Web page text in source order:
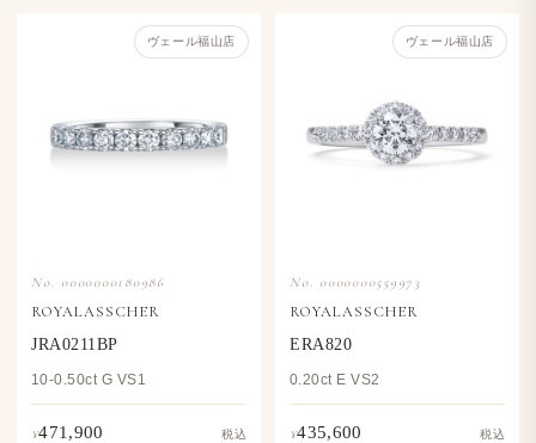
ヴェール福山店
No. 0000000180986
ROYALASSCHER
JRA0211BP
10-0.50ct G VS1
¥471,900 税込
ヴェール福山店
No. 0000000559973
ROYALASSCHER
ERA820
0.20ct E VS2
¥435,600 税込